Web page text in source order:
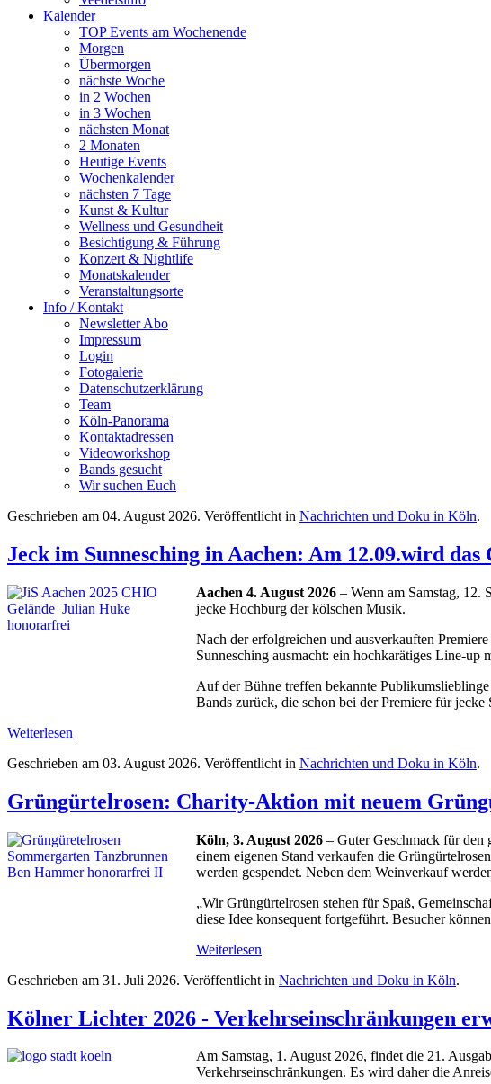
Kalender
TOP Events am Wochenende
Morgen
Übermorgen
nächste Woche
in 2 Wochen
in 3 Wochen
nächsten Monat
2 Monaten
Heutige Events
Wochenkalender
nächsten 7 Tage
Kunst & Kultur
Wellness und Gesundheit
Besichtigung & Führung
Konzert & Nightlife
Monatskalender
Veranstaltungsorte
Info / Kontakt
Newsletter Abo
Impressum
Login
Fotogalerie
Datenschutzerklärung
Team
Köln-Panorama
Kontaktadressen
Videoworkshop
Bands gesucht
Wir suchen Euch
Geschrieben am 04. August 2026. Veröffentlicht in Nachrichten und Doku in Köln.
Jeck im Sunnesching in Aachen: Am 12.09.wird
Aachen 4. August 2026 – Wenn am Samstag, 12.
jecke Hochburg der kölschen Musik.
Nach der erfolgreichen und ausverkauften
Sunnesching ausmacht: ein hochkarätiges Line-
Auf der Bühne treffen bekannte
Bands zurück, die schon bei der Premiere für jecke
Weiterlesen
Geschrieben am 03. August 2026. Veröffentlicht in Nachrichten und Doku in Köln.
Grüngürtelrosen: Charity-Aktion mit neuem
Köln, 3. August 2026 – Guter Geschmack für
einem eigenen Stand verkaufen die
werden gespendet. Neben dem Weinverkauf
„Wir Grüngürtelrosen stehen für Spaß,
diese Idee konsequent fortgeführt. Besucher
Weiterlesen
Geschrieben am 31. Juli 2026. Veröffentlicht in Nachrichten und Doku in Köln.
Kölner Lichter 2026 - Verkehrseinschränkungen
Am Samstag, 1. August 2026, findet die 21.
Verkehrseinschränkungen. Es wird daher die